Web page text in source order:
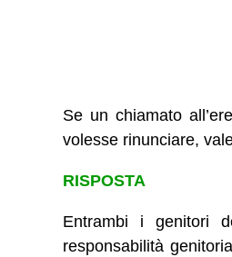
Se un chiamato
volesse rinunciare,
RISPOSTA
Entrambi i genitori
responsabilità